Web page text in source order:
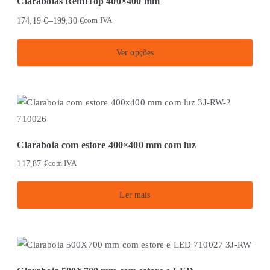
174,19€–199,30 €com IVA
Ver opções
has
multiple
variants.
be
on
Claraboia com estore 400×400 mm com luz
117,87 €com IVA
Ler mais